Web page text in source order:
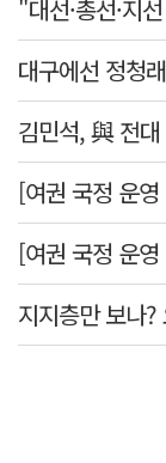
김민석, 與 전
[여권 국정 운